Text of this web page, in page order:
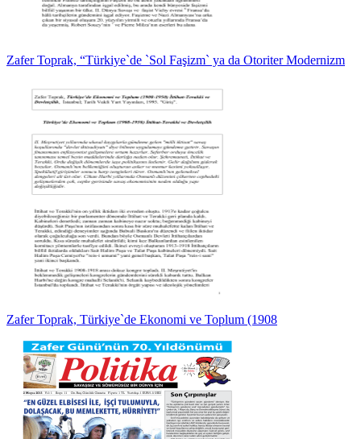
Zafer Toprak, “Türkiye`de `Sol Faşizm` ya da Otoriter Modernizm
Zafer Toprak, Türkiye`de Ekonomi ve Toplum (1908